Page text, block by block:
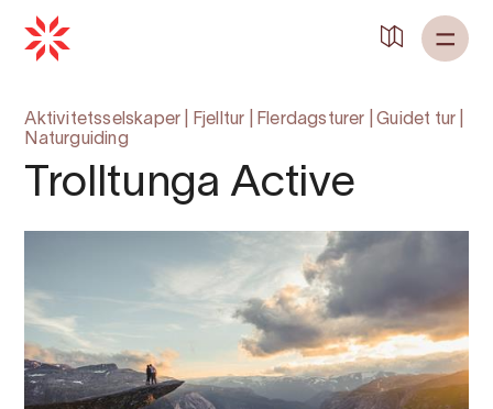
Aktivitetsselskaper Fjelltur Flerdagsturer |Guidet tur
Naturguiding
Trolltunga Active